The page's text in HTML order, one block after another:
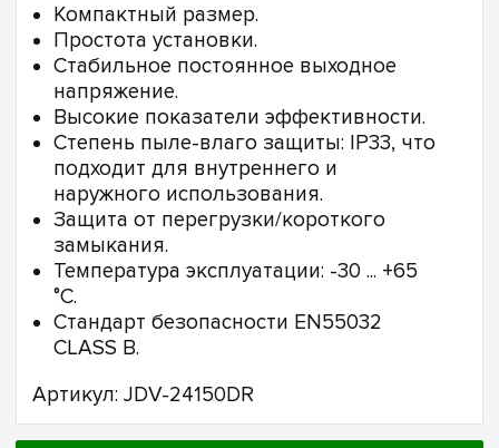
Компактный размер.
Простота установки.
Стабильное постоянное выходное
напряжение.
Высокие показатели эффективности.
Степень пыле-влаго защиты: IP33, что
подходит для внутреннего и
наружного использования.
Защита от перегрузки/короткого
замыкания.
Температура эксплуатации: -30 ... +65
°C.
Стандарт безопасности EN55032
CLASS B.
Артикул: JDV-24150DR